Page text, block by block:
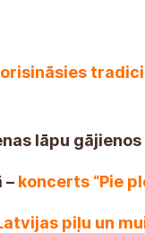
lāpu gājienos
– koncerts “Pie
piļu un